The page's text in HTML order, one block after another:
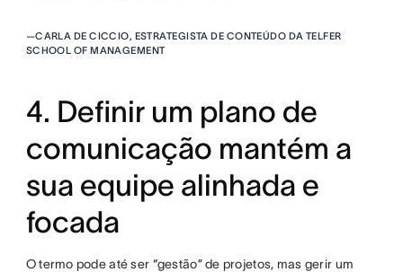
—CARLA DE CICCIO, ESTRATEGISTA DE CONTEÚDO DA TELFER
SCHOOL OF MANAGEMENT
4. Definir um plano de
comunicação mantém a
sua equipe alinhada e
focada
O termo pode até ser “gestão” de projetos, mas gerir um